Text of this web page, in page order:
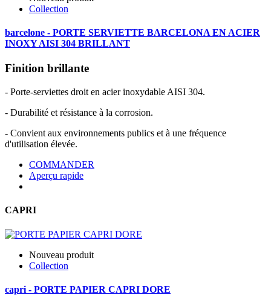
Collection
barcelone - PORTE SERVIETTE BARCELONA EN ACIER
INOXY AISI 304 BRILLANT
Finition brillante
- Porte-serviettes droit en acier inoxydable AISI 304.
- Durabilité et résistance à la corrosion.
- Convient aux environnements publics et à une fréquence
d'utilisation élevée.
COMMANDER
Aperçu rapide
CAPRI
Nouveau produit
Collection
capri - PORTE PAPIER CAPRI DORE